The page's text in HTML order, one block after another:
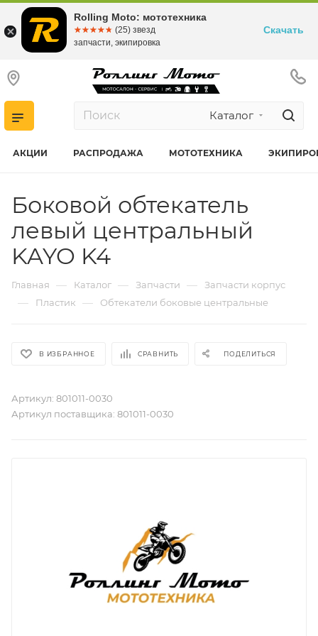
Каталог
АКЦИИ РАСПРОДАЖА МОТОТЕХНИКА
Боковой обтекатель
левый центральный
KAYO K4
Главная — Каталог — Запчасти — Запчасти корпус
— Пластик — Обтекатели боковые центральные
В ИЗБРАННОЕ СРАВНИТЬ ПОДЕЛИТЬСЯ
Артикул: 801011-0030
Артикул поставщика: 801011-0030
Rolling Moto: мототехника
☆☆☆☆☆
★★★★★ (25) звезд
запчасти, экипировка
Скачать